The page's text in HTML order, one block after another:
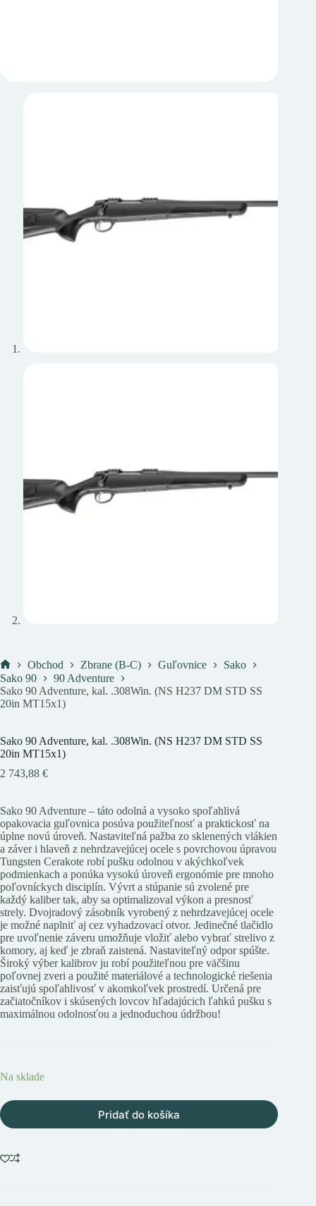
Domov
Obchod Zbrane (B-C) Guľovnice
Sako
Sako 90
90 Adventure
Sako 90 Adventure, kal. .308Win. (NS H237 DM STD SS
20in MT15x1)
Sako 90 Adventure, kal. .308Win. (NS H237 DM STD SS
20in MT15x1)
2 743,88 €
Sako 90 Adventure – táto odolná a vysoko spoľahlivá
opakovacia guľovnica posúva použiteľnosť a praktickosť na
úplne novú úroveň. Nastaviteľná pažba zo sklenených vlákien
a záver i hlaveň z nehrdzavejúcej ocele s povrchovou úpravou
Tungsten Cerakote robí pušku odolnou v akýchkoľvek
podmienkach a ponúka vysokú úroveň ergonómie pre mnoho
poľovníckych disciplín. Vývrt a stúpanie sú zvolené pre
každý kaliber tak, aby sa optimalizoval výkon a presnosť
strely. Dvojradový zásobník vyrobený z nehrdzavejúcej ocele
je možné naplniť aj cez vyhadzovací otvor. Jedinečné tlačidlo
pre uvoľnenie záveru umožňuje vložiť alebo vybrať strelivo z
komory, aj keď je zbraň zaistená. Nastaviteľný odpor spúšte.
Široký výber kalibrov ju robí použiteľnou pre väčšinu
poľovnej zveri a použité materiálové a technologické riešenia
zaisťujú spoľahlivosť v akomkoľvek prostredí. Určená pre
začiatočníkov i skúsených lovcov hľadajúcich ľahkú pušku s
maximálnou odolnosťou a jednoduchou údržbou!
Na sklade
Pridať do košíka